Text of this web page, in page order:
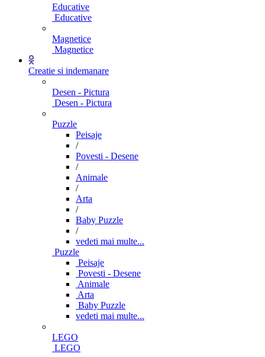
Educative
Educative
Magnetice
Magnetice
Creatie si indemanare
Desen - Pictura
Desen - Pictura
Puzzle
Peisaje
/
Povesti - Desene
/
Animale
/
Arta
/
Baby Puzzle
/
vedeti mai multe...
Puzzle
Peisaje
Povesti - Desene
Animale
Arta
Baby Puzzle
vedeti mai multe...
LEGO
LEGO